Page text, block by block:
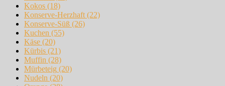
Kokos (18)
Konserve-Herzhaft (22)
Konserve-Süß (26)
Kuchen (55)
Käse (20)
Kürbis (21)
Muffin (28)
Mürbeteig (20)
Nudeln (20)